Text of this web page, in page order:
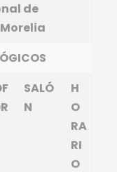
de
SALÓ
N
H
O
RA
RI
O